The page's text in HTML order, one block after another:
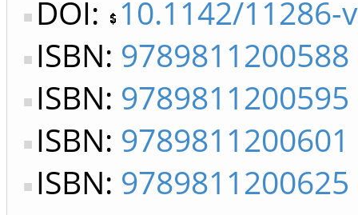
DOI: 10.1142/11286-
ISBN: 9789811200588
ISBN: 9789811200595
ISBN: 9789811200601
ISBN: 9789811200625